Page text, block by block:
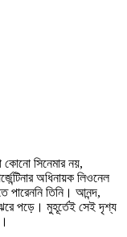
অধিনায়ক লিওনেল
পারেননি তিনি। আনন্দ,
পড়ে। মুহূর্তেই সেই দৃশ্য